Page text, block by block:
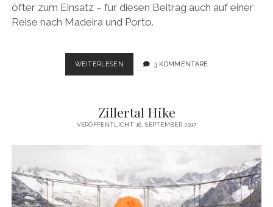
öfter zum Einsatz – für diesen Beitrag auch auf einer
Reise nach Madeira und Porto.
WEITERLESEN ENTSCHLEUNIGUNG
UND
3 KOMMENTARE
Zillertal Hike
VERÖFFENTLICHT 16. SEPTEMBER 2017